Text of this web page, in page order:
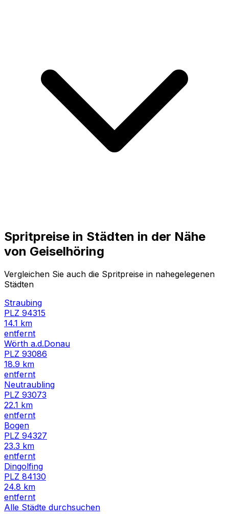
Spritpreise in Städten in der Nähe
von Geiselhöring
Vergleichen Sie auch die Spritpreise in nahegelegenen
Städten
Straubing
PLZ 94315
14.1 km
entfernt
Wörth a.d.Donau
PLZ 93086
18.9 km
entfernt
Neutraubling
PLZ 93073
22.1 km
entfernt
Bogen
PLZ 94327
23.3 km
entfernt
Dingolfing
PLZ 84130
24.8 km
entfernt
Alle Städte durchsuchen